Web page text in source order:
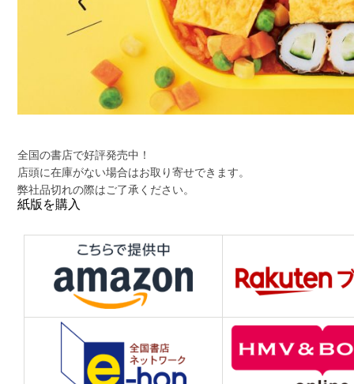
全国の書店で好評発売中！
店頭に在庫がない場合はお取り寄せできます。
弊社品切れの際はご了承ください。
紙版を購入